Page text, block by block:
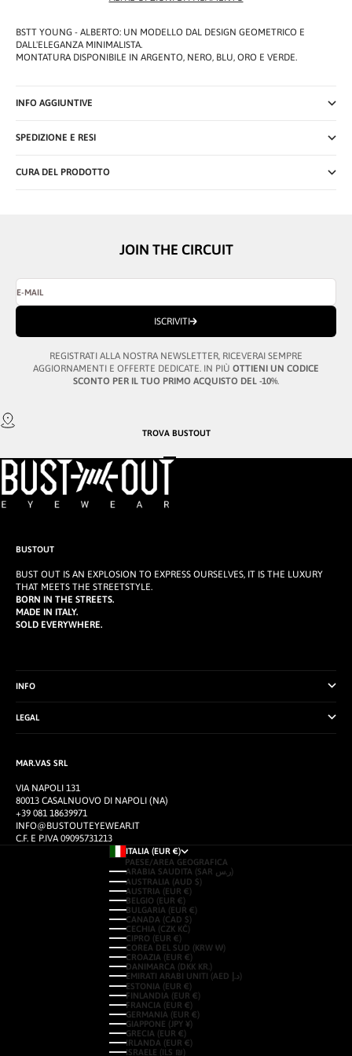
BSTT YOUNG - ALBERTO: UN MODELLO DAL DESIGN GEOMETRICO E
DALL'ELEGANZA MINIMALISTA.
MONTATURA DISPONIBILE IN ARGENTO, NERO, BLU, ORO E VERDE.
INFO AGGIUNTIVE
SPEDIZIONE E RESI
CURA DEL PRODOTTO
JOIN THE CIRCUIT
E-MAIL
ISCRIVITI
REGISTRATI ALLA NOSTRA NEWSLETTER, RICEVERAI SEMPRE
AGGIORNAMENTI E OFFERTE DEDICATE. IN PIÙ OTTIENI UN CODICE
SCONTO PER IL TUO PRIMO ACQUISTO DEL -10%.
TROVA BUSTOUT
VAI ALL'ARTICOLO 1
BUSTOUT
BUST OUT IS AN EXPLOSION TO EXPRESS OURSELVES, IT IS THE LUXURY
THAT MEETS THE STREETSTYLE.
BORN IN THE STREETS.
MADE IN ITALY.
SOLD EVERYWHERE.
INFO
LEGAL
MAR.VAS SRL
VIA NAPOLI 131
80013 CASALNUOVO DI NAPOLI (NA)
+39 081 18639971
INFO@BUSTOUTEYEWEAR.IT
C.F. E P.IVA 09095731213
ITALIA (EUR €)
PAESE/AREA GEOGRAFICA
ARABIA SAUDITA (SAR ر.س)
AUSTRALIA (AUD $)
AUSTRIA (EUR €)
BELGIO (EUR €)
BULGARIA (EUR €)
CANADA (CAD $)
CECHIA (CZK KČ)
CIPRO (EUR €)
COREA DEL SUD (KRW ₩)
CROAZIA (EUR €)
DANIMARCA (DKK KR.)
EMIRATI ARABI UNITI (AED د.إ)
ESTONIA (EUR €)
FINLANDIA (EUR €)
FRANCIA (EUR €)
GERMANIA (EUR €)
GIAPPONE (JPY ¥)
GRECIA (EUR €)
IRLANDA (EUR €)
ISRAELE (ILS ₪)